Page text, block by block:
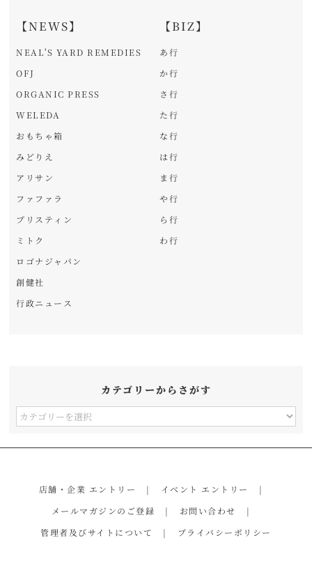
【NEWS】
NEAL'S YARD REMEDIES
OFJ
ORGANIC PRESS
WELEDA
おもちゃ箱
みどりえ
アリサン
ファファラ
プリスティン
ミトク
ロゴナジャパン
創健社
行政ニュース
【BIZ】
あ行
か行
さ行
た行
な行
は行
ま行
や行
ら行
わ行
カテゴリーからさがす
カ
店舗・企業 エントリー
イベント エントリー
メールマガジンのご登録
お問い合わせ
管理者及びサイトについて
プライバシーポリシー